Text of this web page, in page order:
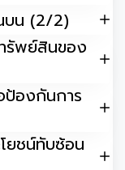
บน (2/2)
รัพย์สินของ
ป้องกันการ
ยชน์ทับซ้อน